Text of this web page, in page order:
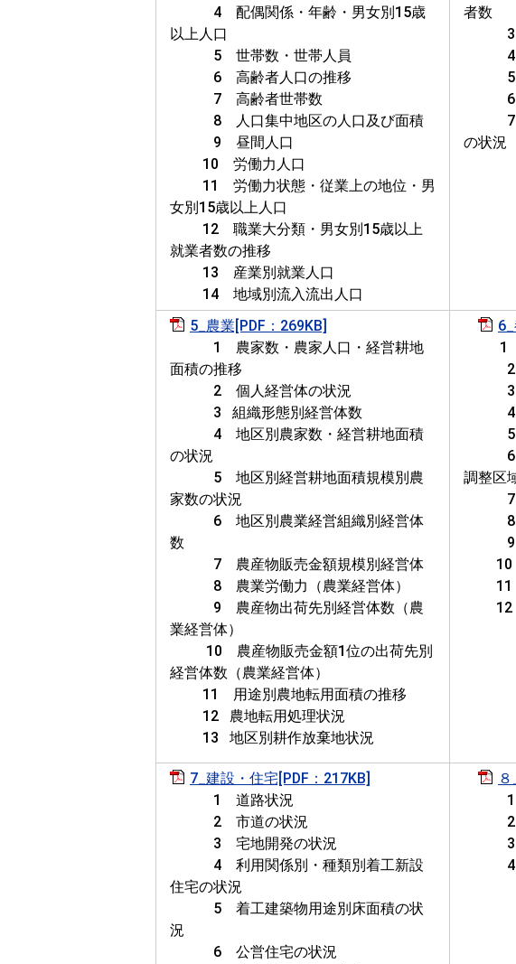
4 配偶関係・年齢・男女別15歳
以上人口
5 世帯数・世帯人員
6 高齢者人口の推移
7 高齢者世帯数
8 人口集中地区の人口及び面積
9 昼間人口
10 労働力人口
11 労働力状態・従業上の地位・男
女別15歳以上人口
12 職業大分類・男女別15歳以上
就業者数の推移
13 産業別就業人口
14 地域別流入流出人口
者数
3
4
5
6
7 羽
の状況
5_農業[PDF：269KB]
1 農家数・農家人口・経営耕地
面積の推移
2 個人経営体の状況
3 組織形態別経営体数
4 地区別農家数・経営耕地面積
の状況
5 地区別経営耕地面積規模別農
家数の状況
6 地区別農業経営組織別経営体
数
7 農産物販売金額規模別経営体
8 農業労働力（農業経営体）
9 農産物出荷先別経営体数（農
業経営体）
10 農産物販売金額1位の出荷先別
経営体数（農業経営体）
11 用途別農地転用面積の推移
12 農地転用処理状況
13 地区別耕作放棄地状況
1 都
2 都
3
4
5 用
6 町
調整区
7 都
8 都
9 土
10
11
12
7_建設・住宅[PDF：217KB]
1 道路状況
2 市道の状況
3 宅地開発の状況
4 利用関係別・種類別着工新設
住宅の状況
5 着工建築物用途別床面積の状
況
6 公営住宅の状況
1 車
2 鉄
3 電
4 放